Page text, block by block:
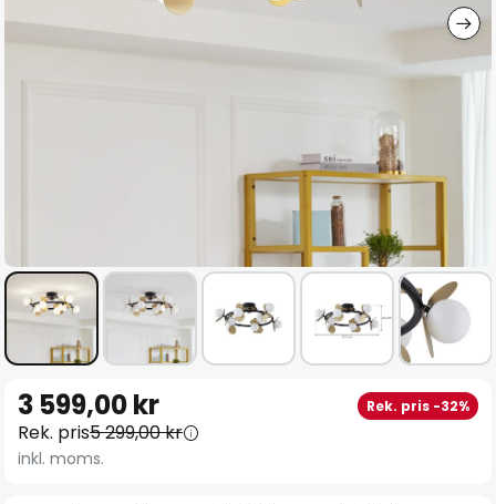
till
början
av
3 599,00 kr Rek. pris -32%
Rek. pris5 299,00 kr
inkl. moms.